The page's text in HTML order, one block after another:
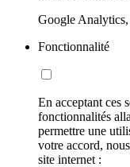
Google
Fonctionnalité
En acceptant ces
fonctionnalités
permettre une
votre accord,
site internet :